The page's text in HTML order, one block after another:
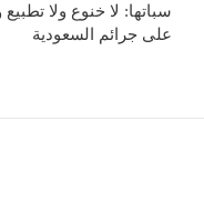
سباتها: لا خنوع ولا
على جرائم السعودية